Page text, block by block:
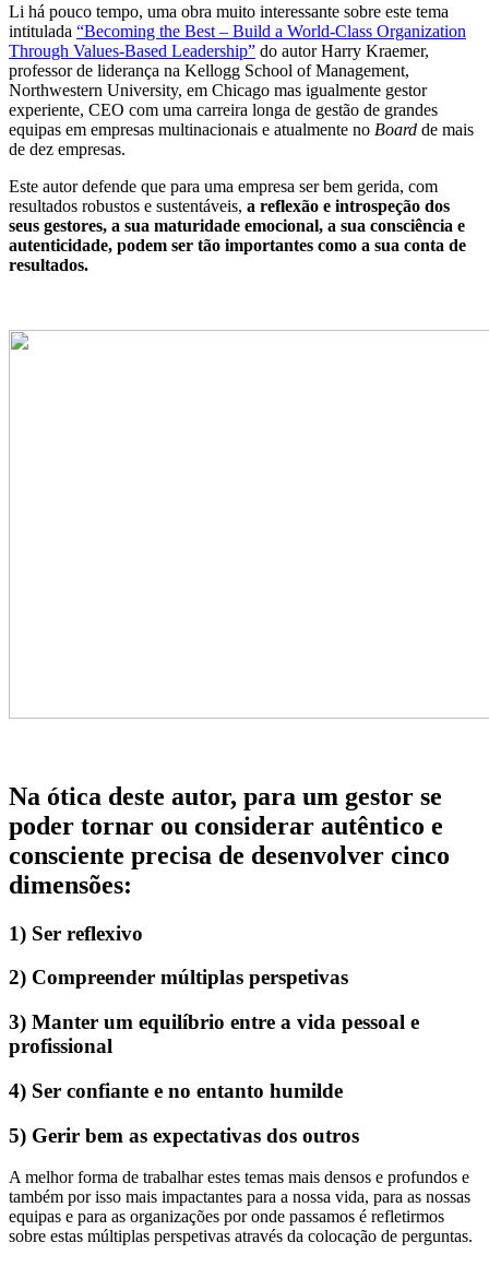
Li há pouco tempo, uma obra muito interessante sobre este tema
intitulada “Becoming the Best – Build a World-Class Organization
Through Values-Based Leadership” do autor Harry Kraemer,
professor de liderança na Kellogg School of Management,
Northwestern University, em Chicago mas igualmente gestor
experiente, CEO com uma carreira longa de gestão de grandes
equipas em empresas multinacionais e atualmente no Board de mais
de dez empresas.
Este autor defende que para uma empresa ser bem gerida, com
resultados robustos e sustentáveis, a reflexão e introspeção dos
seus gestores, a sua maturidade emocional, a sua consciência e
autenticidade, podem ser tão importantes como a sua conta de
resultados.
Na ótica deste autor, para um gestor se
poder tornar ou considerar autêntico e
consciente precisa de desenvolver cinco
dimensões:
1) Ser reflexivo
2) Compreender múltiplas perspetivas
3) Manter um equilíbrio entre a vida pessoal e
profissional
4) Ser confiante e no entanto humilde
5) Gerir bem as expectativas dos outros
A melhor forma de trabalhar estes temas mais densos e profundos e
também por isso mais impactantes para a nossa vida, para as nossas
equipas e para as organizações por onde passamos é refletirmos
sobre estas múltiplas perspetivas através da colocação de perguntas.